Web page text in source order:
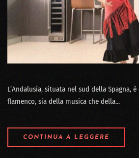
L’Andalusia, situata nel sud della Spagna,
flamenco, sia della musica che della...
CONTINUA A LEGGERE